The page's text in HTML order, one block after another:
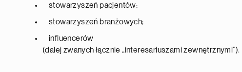
stowarzyszeń pacjentów;
stowarzyszeń branżowych;
influencerów
(dalej zwanych łącznie „interesariuszami zewnętrznymi”).